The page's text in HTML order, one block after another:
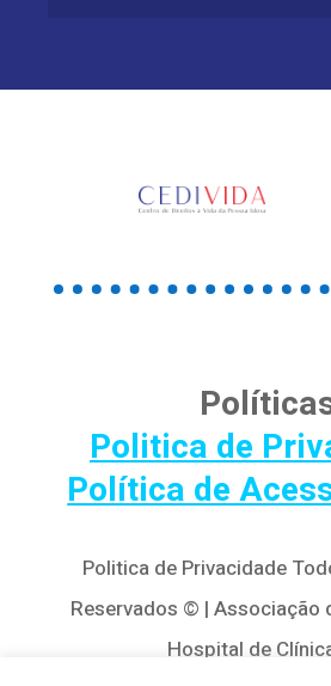
Politica de
Política de
Politica de Privacidade
Reservados © | Associação
Hospital de